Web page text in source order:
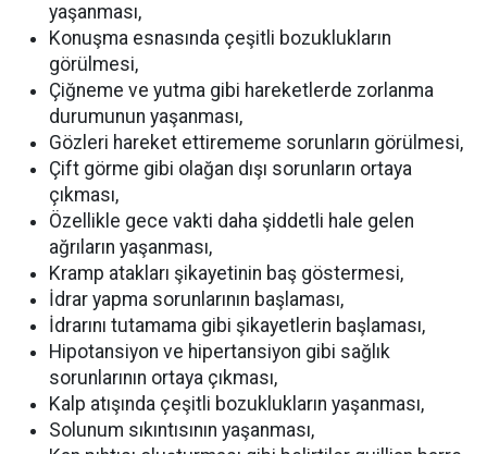
yaşanması,
Konuşma esnasında çeşitli bozuklukların
görülmesi,
Çiğneme ve yutma gibi hareketlerde zorlanma
durumunun yaşanması,
Gözleri hareket ettirememe sorunların görülmesi,
Çift görme gibi olağan dışı sorunların ortaya
çıkması,
Özellikle gece vakti daha şiddetli hale gelen
ağrıların yaşanması,
Kramp atakları şikayetinin baş göstermesi,
İdrar yapma sorunlarının başlaması,
İdrarını tutamama gibi şikayetlerin başlaması,
Hipotansiyon ve hipertansiyon gibi sağlık
sorunlarının ortaya çıkması,
Kalp atışında çeşitli bozuklukların yaşanması,
Solunum sıkıntısının yaşanması,